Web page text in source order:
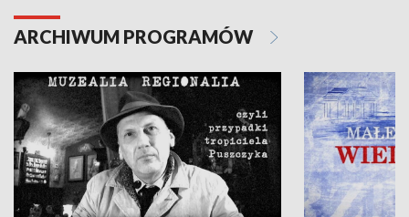
ARCHIWUM PROGRAMÓW